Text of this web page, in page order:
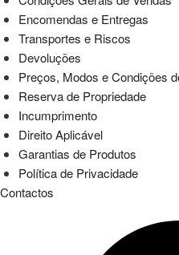
Encomendas e Entregas
Transportes e Riscos
Devoluções
Preços, Modos e Condições
Reserva de Propriedade
Incumprimento
Direito Aplicável
Garantias de Produtos
Política de Privacidade
Contactos